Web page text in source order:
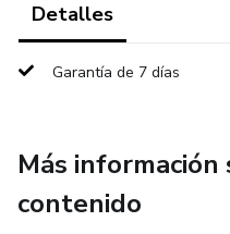
• Paso a paso detallado y
• Consejos prácticos para
• Variantes saludables para
Detalles
Garantía de 7 días
Más
contenido